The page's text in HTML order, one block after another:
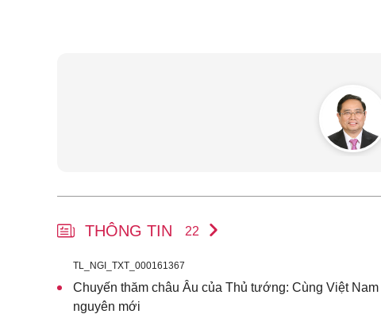
THÔNG TIN 22
TL_NGI_TXT_000161367
Chuyến thăm châu Âu của Thủ tướng: Cùng Việt
nguyên mới